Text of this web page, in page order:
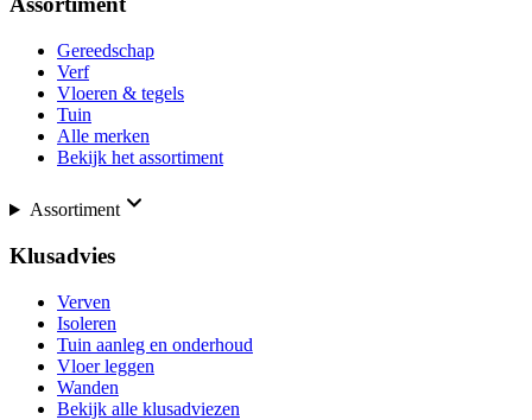
Gereedschap
Verf
Vloeren & tegels
Tuin
Alle merken
Bekijk het assortiment
Assortiment
Klusadvies
Verven
Isoleren
Tuin aanleg en onderhoud
Vloer leggen
Wanden
Bekijk alle klusadviezen